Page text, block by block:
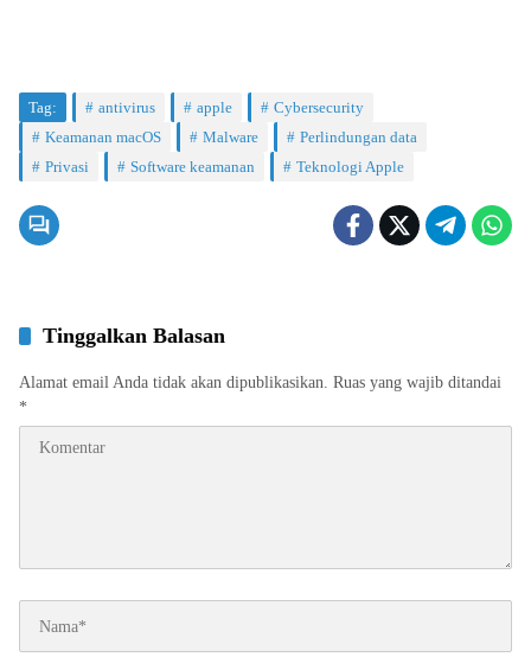
Tag: antivirus apple
Cybersecurity
Keamanan macOS
Malware
Perlindungan data
Privasi
Software keamanan Teknologi Apple
Tinggalkan Balasan
Alamat email Anda tidak akan dipublikasikan. Ruas yang wajib ditandai
*